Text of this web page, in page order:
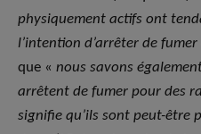
physiquement actifs ont
l’intention d’arrêter de
que « nous savons
arrêtent de fumer pour des
signifie qu’ils sont peut-être